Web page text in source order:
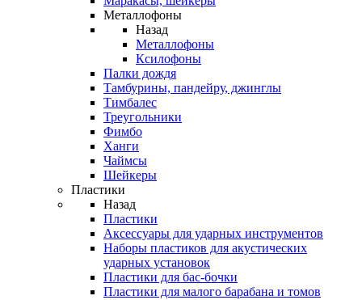
Металлофоны
Назад
Металлофоны
Ксилофоны
Палки дождя
Тамбурины, пандейру, джинглы
Тимбалес
Треугольники
Фимбо
Ханги
Чаймсы
Шейкеры
Пластики
Назад
Пластики
Аксессуары для ударных инструментов
Наборы пластиков для акустических
ударных установок
Пластики для бас-бочки
Пластики для малого барабана и томов